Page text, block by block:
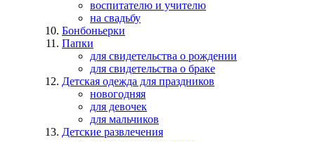
воспитателю и учителю
на свадьбу
Бонбоньерки
Папки
для свидетельства о рождении
для свидетельства о браке
Детская одежда для праздников
новогодняя
для девочек
для мальчиков
Детские развлечения